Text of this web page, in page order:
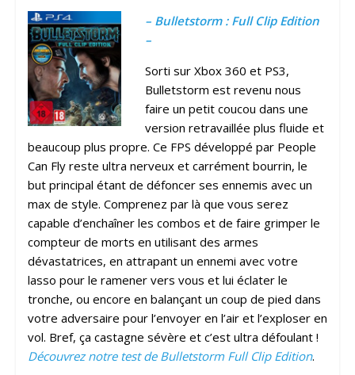
– Bulletstorm : Full Clip Edition
–
Sorti sur Xbox 360 et PS3,
Bulletstorm est revenu nous
faire un petit coucou dans une
version retravaillée plus fluide et
beaucoup plus propre. Ce FPS développé par People
Can Fly reste ultra nerveux et carrément bourrin, le
but principal étant de défoncer ses ennemis avec un
max de style. Comprenez par là que vous serez
capable d’enchaîner les combos et de faire grimper le
compteur de morts en utilisant des armes
dévastatrices, en attrapant un ennemi avec votre
lasso pour le ramener vers vous et lui éclater le
tronche, ou encore en balançant un coup de pied dans
votre adversaire pour l’envoyer en l’air et l’exploser en
vol. Bref, ça castagne sévère et c’est ultra défoulant !
Découvrez notre test de Bulletstorm Full Clip Edition.